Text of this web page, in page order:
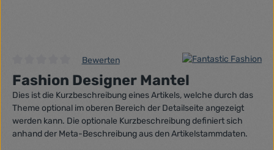
Durchschnittliche Bewertung von 0 von 5 Sternen
Bewerten
Fashion Designer Mantel
Dies ist die Kurzbeschreibung eines Artikels, welche durch das
Theme optional im oberen Bereich der Detailseite angezeigt
werden kann. Die optionale Kurzbeschreibung definiert sich
anhand der Meta-Beschreibung aus den Artikelstammdaten.